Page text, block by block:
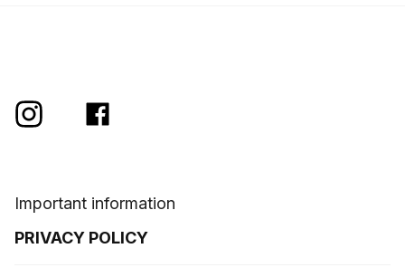
Important information
PRIVACY POLICY